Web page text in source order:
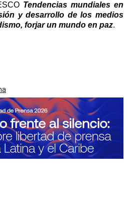
Tendencias mundiales en
y desarrollo de los medios
forjar un mundo en paz.